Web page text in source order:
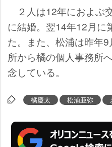
２人は12年におよぶ
に結婚。翌14年12月に
た。また、松浦は昨年
所から橘の個人事務所
念している。
橘慶太 松浦亜弥